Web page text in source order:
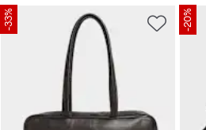
-33% -20%